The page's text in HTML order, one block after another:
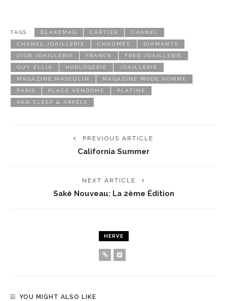
TAGS : BLAKEMAG CARTIER CHANEL
CHANEL JOAILLERIE CHAUMET DIAMANTS
DIOR JOAILLERIE FRANCE FRED JOAILLERIE
GUY ELLIA HORLOGERIE JOAILLERIE
MAGAZINE MASCULIN MAGAZINE MODE HOMME
PARIS PLACE VENDOME PLATINE
VAN CLEEF & ARPELS
PREVIOUS ARTICLE
California Summer
NEXT ARTICLE
Saké Nouveau: La 2ème Édition
HERVE
YOU MIGHT ALSO LIKE